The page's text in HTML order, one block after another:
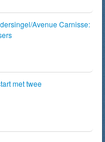
Avenue Carnisse:
met twee